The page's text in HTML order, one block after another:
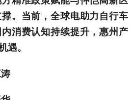
。当前，全球电助力自行车
消费认知持续提升，惠州产
遇。